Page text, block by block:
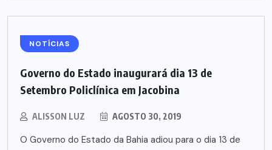
NOTÍCIAS
Governo do Estado inaugurará dia 13 de
Setembro Policlínica em Jacobina
ALISSON LUZ AGOSTO 30, 2019
O Governo do Estado da Bahia adiou para o dia 13 de